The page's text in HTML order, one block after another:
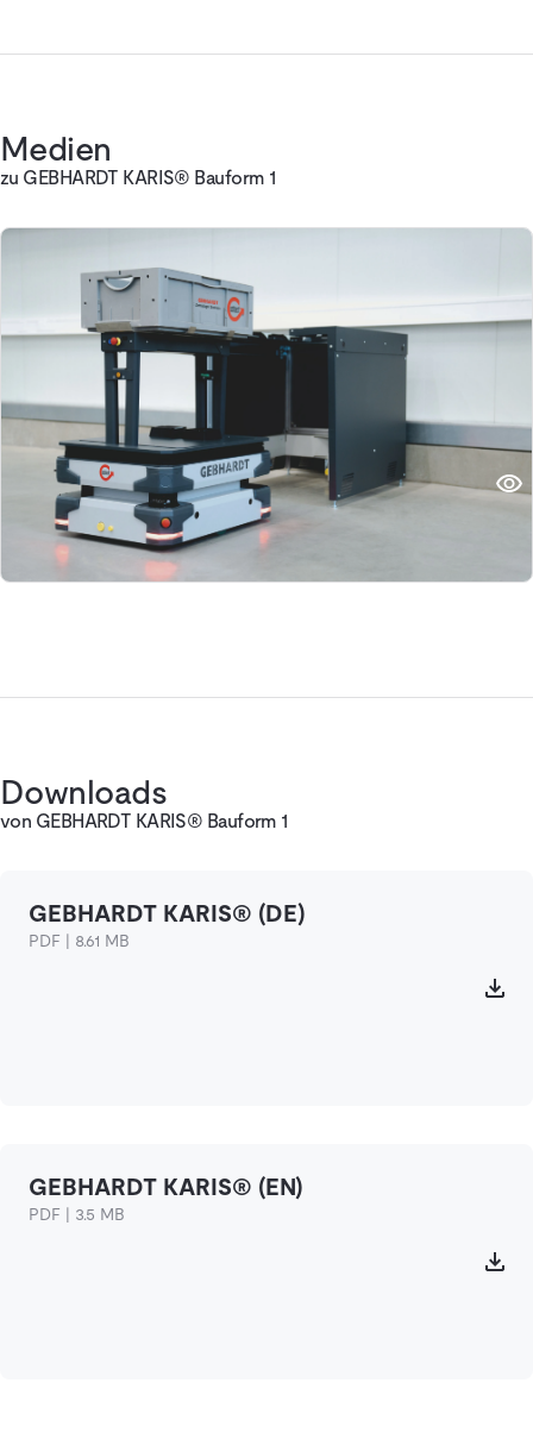
Medien
zu GEBHARDT KARIS® Bauform 1
Downloads
von GEBHARDT KARIS® Bauform 1
GEBHARDT KARIS® (DE)
PDF | 8.61 MB
GEBHARDT KARIS® (EN)
PDF | 3.5 MB